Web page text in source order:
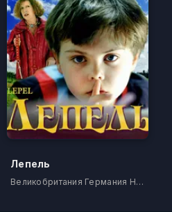
Лепель
Великобритания Германия Нидерланды